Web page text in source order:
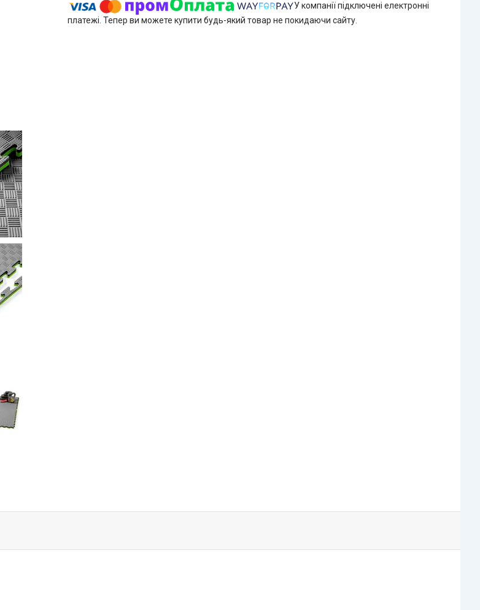
У компанії підключені електронні
платежі. Тепер ви можете купити будь-який товар не покидаючи сайту.